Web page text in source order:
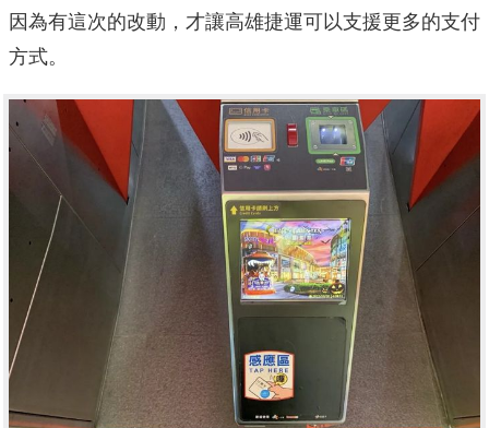
因為有這次的改動，才讓高雄捷運可以支援更多的支付
方式。